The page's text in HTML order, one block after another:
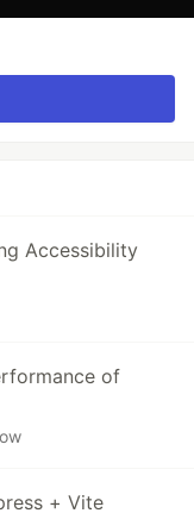
Accessibility
of
+ Vite